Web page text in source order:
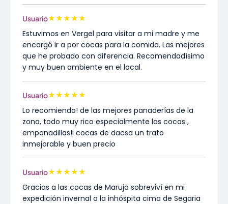
Usuario★★★★★
Estuvimos en Vergel para visitar a mi madre y me
encargó ir a por cocas para la comida. Las mejores
que he probado con diferencia. Recomendadísimo
y muy buen ambiente en el local.
Usuario★★★★★
Lo recomiendo! de las mejores panaderías de la
zona, todo muy rico especialmente las cocas ,
empanadillas!i cocas de dacsa un trato
inmejorable y buen precio
Usuario★★★★★
Gracias a las cocas de Maruja sobreviví en mi
expedición invernal a la inhóspita cima de Segaria